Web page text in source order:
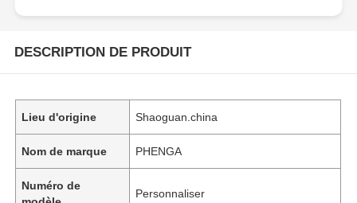
DESCRIPTION DE PRODUIT
Lieu d'origine Shaoguan.china
Nom de marque PHENGA
Numéro de
Personnaliser